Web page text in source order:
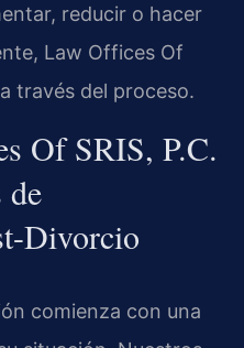
reducir o hacer
Law Offices Of
través del proceso.
Of SRIS, P.C.
de
Divorcio
comienza con una